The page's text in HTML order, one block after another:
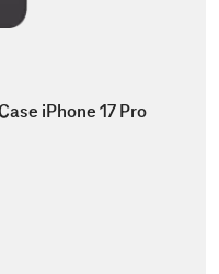
iPhone 17 Pro